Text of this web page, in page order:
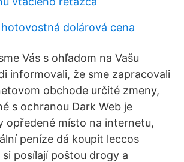
dolárová cena
Vás s ohľadom na Vašu
informovali, že sme zapracovali
obchode určité zmeny,
s ochranou Dark Web je
opředené místo na internetu,
peníze dá koupit leccos
si posílají poštou drogy a